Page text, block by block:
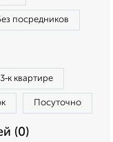
посредников
квартире
Посуточно
(0)